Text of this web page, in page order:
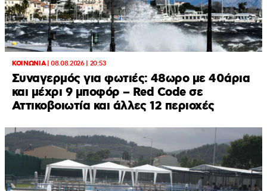
ΚΟΙΝΩΝΙΑ|08.08.2026 | 20:53
Συναγερμός για φωτιές: 48ωρο με 40άρια
και μέχρι 9 μποφόρ – Red Code σε
Αττικοβοιωτία και άλλες 12 περιοχές